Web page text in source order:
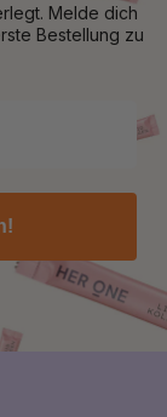
Melde dich
Bestellung zu